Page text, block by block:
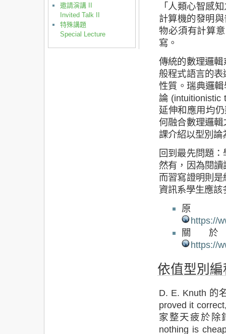
邀請演講 II
Invited Talk II
特殊講題
Special Lecture
「人類心智感
計算機的發明
物必須有計算
寫。
傳統的數理邏
般程式語言的
性質。瑞典邏
論 (intuitionistic
延伸和應用均
何融合數理邏
課介紹以型別論
回到最先問題
然有，因為閱
而習寫證明則
資訊系學生應該
https://
關
https://
依值型別編
D. E. Knuth 的
proved it
家整天疲於除
nothing is